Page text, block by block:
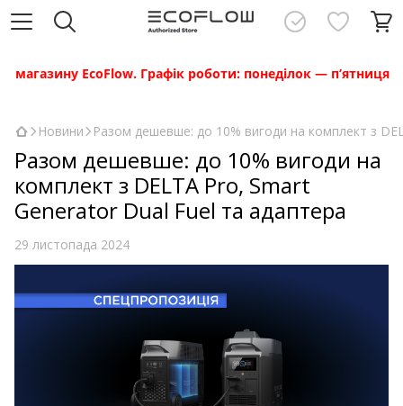
EcoFlow. Графік роботи: понеділок — п’ятниця з
Новини Разом дешевше: до 10% вигоди на комплект з
Разом дешевше: до 10% вигоди на
комплект з DELTA Pro, Smart
Generator Dual Fuel та адаптера
29 листопада 2024